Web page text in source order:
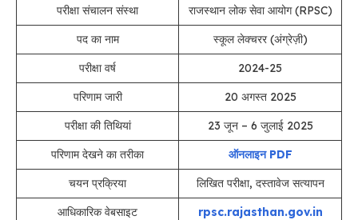
परीक्षा संचालन संस्था
राजस्थान लोक सेवा आयोग (RPSC)
पद का नाम
स्कूल लेक्चरर (अंग्रेज़ी)
परीक्षा वर्ष
2024-25
परिणाम जारी
20 अगस्त 2025
परीक्षा की तिथियां
23 जून – 6 जुलाई 2025
परिणाम देखने का तरीका
ऑनलाइन PDF
चयन प्रक्रिया
लिखित परीक्षा, दस्तावेज सत्यापन
आधिकारिक वेबसाइट
rpsc.rajasthan.gov.in